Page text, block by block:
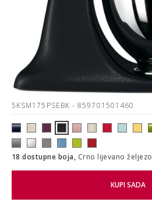
5KSM175PSEBK- 859701501460
18 dostupne boja, Crno lijevano željezo
KUPI SADA